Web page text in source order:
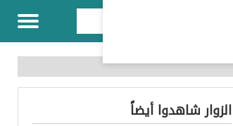
الزوار شاهدوا أيضاً